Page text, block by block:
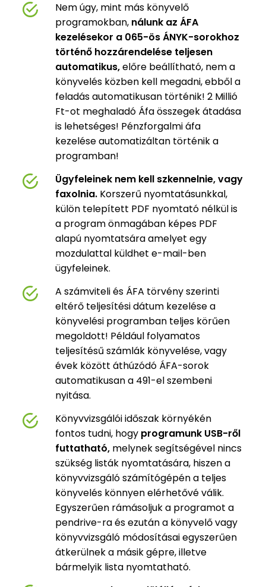
Nem úgy, mint más könyvelő
programokban, nálunk az ÁFA
kezelésekor a 065-ös ÁNYK-sorokhoz
történő hozzárendelése teljesen
automatikus,előre beállítható, nem a
könyvelés közben kell megadni, ebből a
feladás automatikusan történik! 2 Millió
Ft-ot meghaladó Áfa összegek átadása
is lehetséges! Pénzforgalmi áfa
kezelése automatizáltan történik a
programban!
Ügyfeleinek nem kell szkennelnie, vagy
faxolnia. Korszerű nyomtatásunkkal,
külön telepített PDF nyomtató nélkül is
a program önmagában képes PDF
alapú nyomtatsára amelyet egy
mozdulattal küldhet e-mail-ben
ügyfeleinek.
A számviteli és ÁFA törvény szerinti
eltérő teljesítési dátum kezelése a
könyvelési programban teljes körűen
megoldott! Például folyamatos
teljesítésű számlák könyvelése, vagy
évek között áthúzódó ÁFA-sorok
automatikusan a 491-el szembeni
nyitása.
Könyvvizsgálói időszak környékén
fontos tudni, hogy programunk USB-ről
futtatható, melynek segítségével nincs
szükség listák nyomtatására, hiszen a
könyvvizsgáló számítógépén a teljes
könyvelés könnyen elérhetővé válik.
Egyszerűen rámásoljuk a programot a
pendrive-ra és ezután a könyvelő vagy
könyvvizsgáló módosításai egyszerűen
átkerülnek a másik gépre, illetve
bármelyik lista nyomtatható.